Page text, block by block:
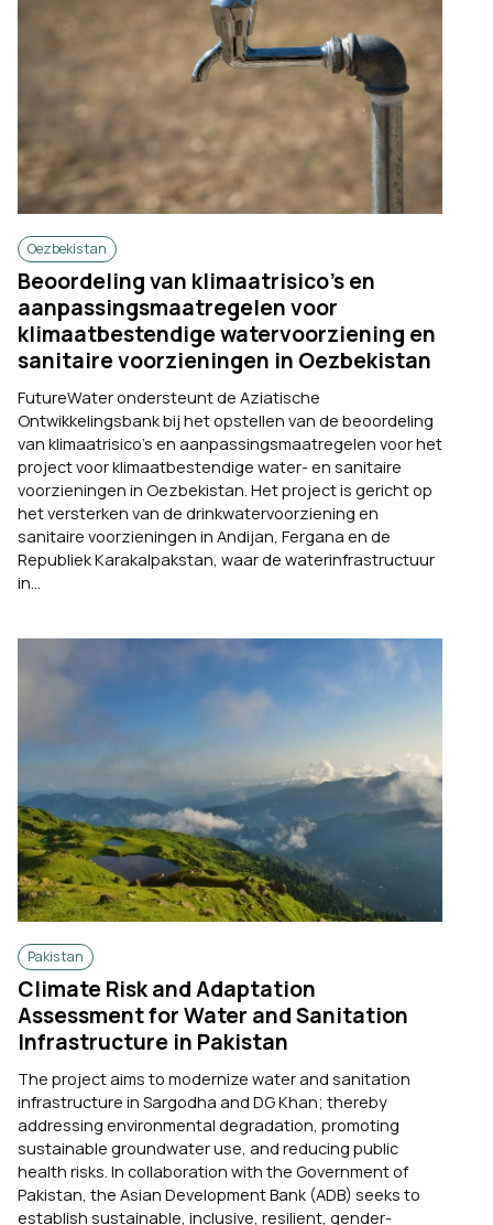
Oezbekistan
Beoordeling van klimaatrisico’s en
aanpassingsmaatregelen voor
klimaatbestendige watervoorziening en
sanitaire voorzieningen in Oezbekistan
FutureWater ondersteunt de Aziatische
Ontwikkelingsbank bij het opstellen van de beoordeling
van klimaatrisico’s en aanpassingsmaatregelen voor het
project voor klimaatbestendige water- en sanitaire
voorzieningen in Oezbekistan. Het project is gericht op
het versterken van de drinkwatervoorziening en
sanitaire voorzieningen in Andijan, Fergana en de
Republiek Karakalpakstan, waar de waterinfrastructuur
in...
Pakistan
Climate Risk and Adaptation
Assessment for Water and Sanitation
Infrastructure in Pakistan
The project aims to modernize water and sanitation
infrastructure in Sargodha and DG Khan; thereby
addressing environmental degradation, promoting
sustainable groundwater use, and reducing public
health risks. In collaboration with the Government of
Pakistan, the Asian Development Bank (ADB) seeks to
establish sustainable, inclusive, resilient, gender-